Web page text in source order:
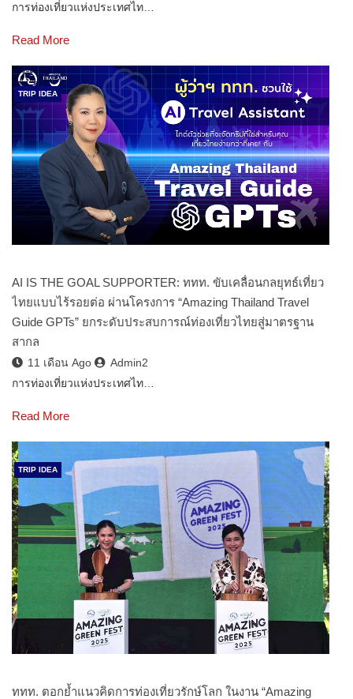
การท่องเที่ยวแห่งประเทศไท…
Read More
TRIP IDEA
AI IS THE GOAL SUPPORTER: ททท. ขับเคลื่อนกลยุทธ์เที่ยว
ไทยแบบไร้รอยต่อ ผ่านโครงการ “Amazing Thailand Travel
Guide GPTs” ยกระดับประสบการณ์ท่องเที่ยวไทยสู่มาตรฐาน
สากล
11 เดือน Ago
Admin2
การท่องเที่ยวแห่งประเทศไท…
Read More
TRIP IDEA
ททท. ตอกย้ำแนวคิดการท่องเที่ยวรักษ์โลก ในงาน “Amazing